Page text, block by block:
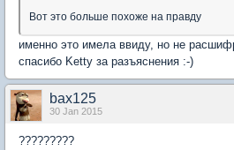
Вот это больше похоже на правду
именно это имела ввиду, но не
спасибо Ketty за разъяснения :-)
bax125
30 Jan 2015
?????????